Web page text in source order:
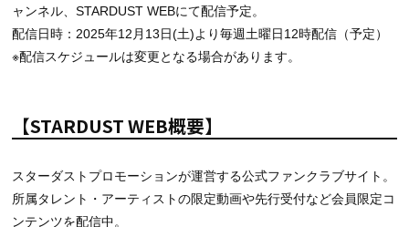
ャンネル、STARDUST WEBにて配信予定。
配信日時：2025年12月13日(土)より毎週土曜日12時配信（予定）
※配信スケジュールは変更となる場合があります。
【STARDUST WEB概要】
スターダストプロモーションが運営する公式ファンクラブサイト。
所属タレント・アーティストの限定動画や先行受付など会員限定コ
ンテンツを配信中。